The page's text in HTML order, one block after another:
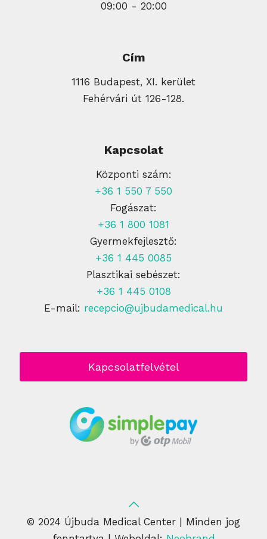
09:00 - 20:00
Cím
1116 Budapest, XI. kerület
Fehérvári út 126-128.
Kapcsolat
Központi szám:
+36 1 550 7 550
Fogászat:
+36 1 800 1081
Gyermekfejlesztő:
+36 1 445 0085
Plasztikai sebészet:
+36 1 445 0108
E-mail: recepcio@ujbudamedical.hu
Kapcsolatfelvétel
© 2024 Újbuda Medical Center | Minden jog